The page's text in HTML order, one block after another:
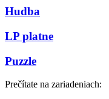
Hudba
LP platne
Puzzle
Prečítate na zariadeniach: